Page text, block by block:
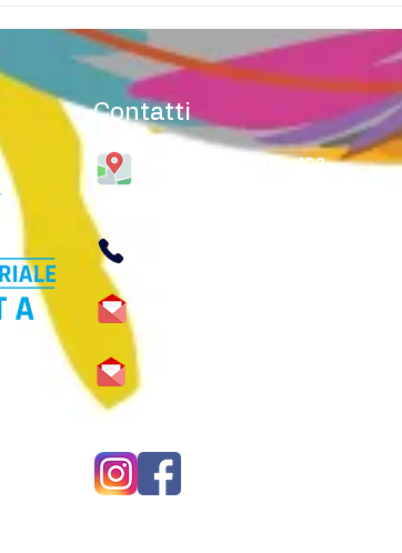
Contatti
Via dell’Industria, 102